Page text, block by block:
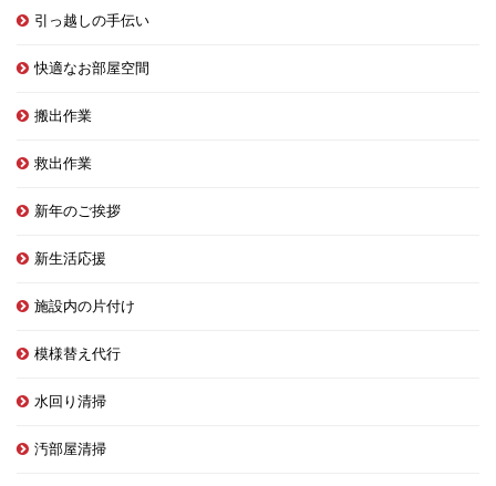
引っ越しの手伝い
快適なお部屋空間
搬出作業
救出作業
新年のご挨拶
新生活応援
施設内の片付け
模様替え代行
水回り清掃
汚部屋清掃